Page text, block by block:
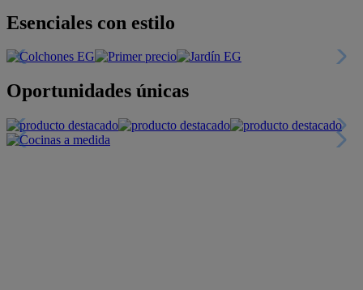
Esenciales con estilo
Oportunidades únicas